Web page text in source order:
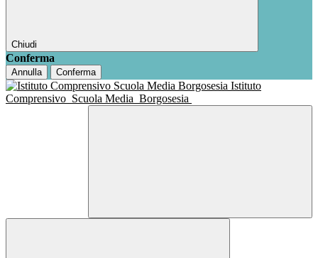
Chiudi
Conferma
Annulla Conferma
Istituto
Comprensivo Scuola Media Borgosesia